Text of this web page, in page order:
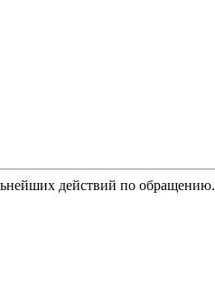
действий по обращению.